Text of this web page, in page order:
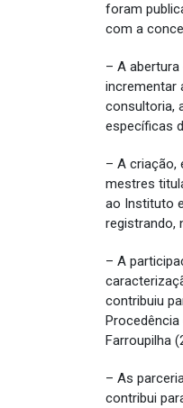
foram
com a
– A
incrementar
consultoria,
específicas
– A criação,
mestres
ao Instituto
registrando,
– A
contribuiu
Farroupilha
– As
contribui